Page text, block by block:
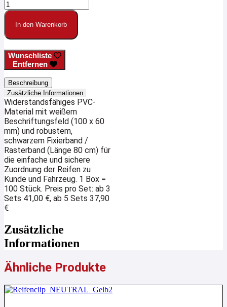
In den Warenkorb
Wunschliste
Entfernen
Beschreibung
Zusätzliche Informationen
Widerstandsfähiges PVC-
Material mit weißem
Beschriftungsfeld (100 x 60
mm) und robustem,
schwarzem Fixierband /
Rasterband (Länge 80 cm) für
die einfache und sichere
Zuordnung der Reifen zu
Kunde und Fahrzeug. 1 Box =
100 Stück. Preis pro Set: ab 3
Sets 41,00 €, ab 5 Sets 37,90
€
Zusätzliche
Informationen
Ähnliche Produkte